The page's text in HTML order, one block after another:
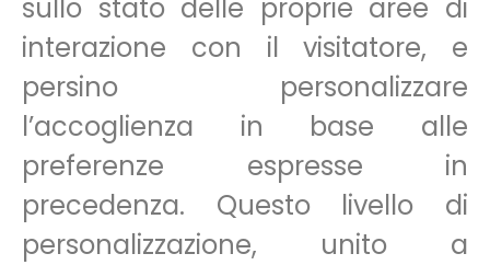
sullo stato delle proprie aree di
interazione con il visitatore, e
persino personalizzare
l’accoglienza in base alle
preferenze espresse in
precedenza. Questo livello di
personalizzazione, unito a